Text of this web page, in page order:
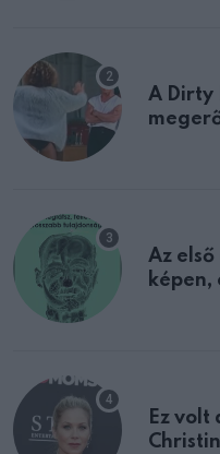
A Dirty
Az
Ez volt